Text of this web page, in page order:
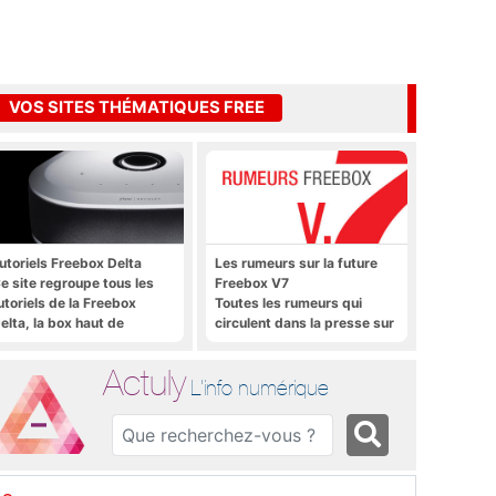
VOS SITES THÉMATIQUES FREE
Freebox Delta
site regroupe tous les
de la Freebox
la box haut de
Les rumeurs sur la future
Freebox V7
Toutes les rumeurs qui
circulent dans la presse sur
Actuly L'info numérique